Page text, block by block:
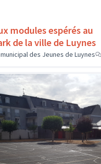
modules espérés au
de la ville de Luynes
des Jeunes de Luynes